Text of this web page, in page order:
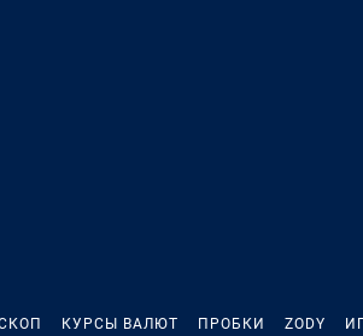
КУРСЫ ВАЛЮТ ПРОБКИ ZODY